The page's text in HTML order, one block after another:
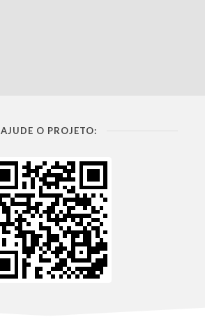
AJUDE O PROJETO: